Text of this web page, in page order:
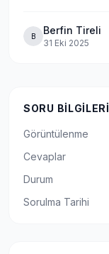
B Berfin Tireli
31 Eki 2025
SORU BILGILERI
Görüntülenme
Cevaplar
Durum
Sorulma Tarihi